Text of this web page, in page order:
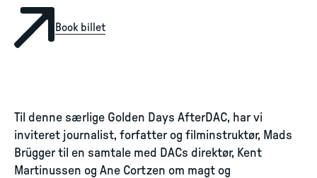
Book billet
Til denne særlige Golden Days AfterDAC, har vi
inviteret journalist, forfatter og filminstruktør, Mads
Brügger til en samtale med DACs direktør, Kent
Martinussen og Ane Cortzen om magt og